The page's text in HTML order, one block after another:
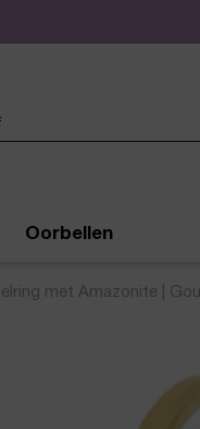
Oorbellen
met Amazonite |